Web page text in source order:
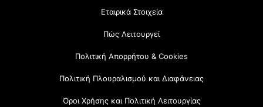
Εταιρικά Στοιχεία
Πώς Λειτουργεί
Πολιτική Απορρήτου & Cookies
Πολιτική Πλουραλισμού και Διαφάνειας
Όροι Χρήσης και Πολιτική Λειτουργίας